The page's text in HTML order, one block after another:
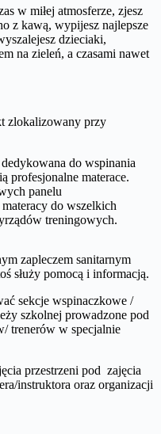
w miłej atmosferze, zjesz
z kawą, wypijesz najlepsze
dzieciaki,
na zieleń, a czasami nawet
zlokalizowany przy
do wspinania
profesjonalne materace.
panelu
do wszelkich
treningowych.
zapleczem sanitarnym
służy pomocą i informacją.
sekcje wspinaczkowe /
szkolnej prowadzone pod
trenerów w specjalnie
przestrzeni pod zajęcia
instruktora oraz organizacji